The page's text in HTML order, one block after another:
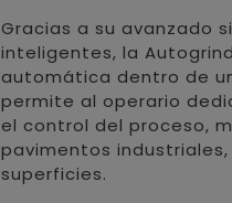
Gracias a su avanzado
inteligentes, la
automática dentro de
permite al operario
el control del proceso,
pavimentos
superficies.